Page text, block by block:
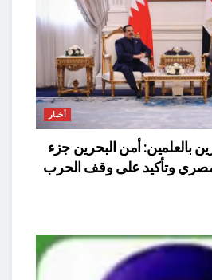
أخبار
بالعلمين: أمن البحرين جزء
وتأكيد على وقف الحرب